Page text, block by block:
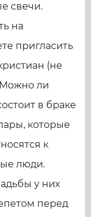
свечи.
на
пригласить
(не
ли
в браке
которые
к
люди.
у них
перед